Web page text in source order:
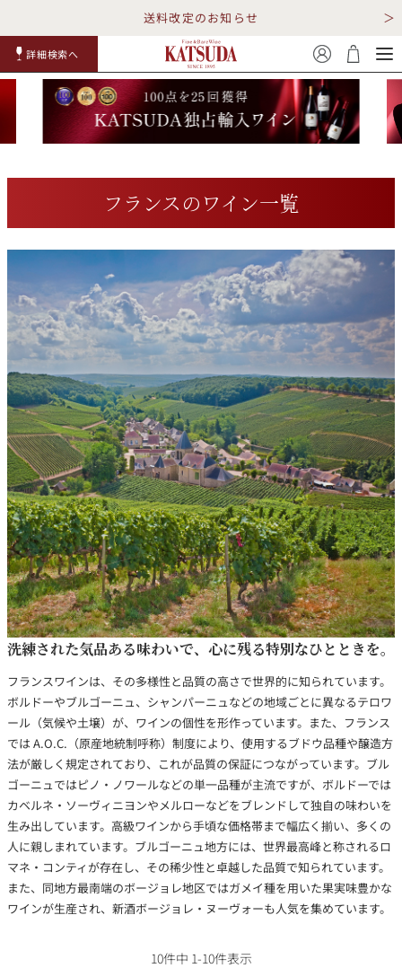
送料改定のお知らせ
詳細検索へ
白ワイ
ン ング ン
RP100
点
TOP 詳細検索する
キャンペーン 勝田商店について
ショッピングガイド ギフトラッピング
銘柄から探す
DRC ルロワ
ラフィット ペトリュス
サロン ルイ・ロデレール
生産地から探す
フランス ブルゴーニュ
ボルドー シャンパーニュ
ローヌ その他
アメリカ カリフォルニア
その他
イタリア ドイツ
チリ その他国
種類で探す
赤ワイン 白ワイン
スパークリング ロゼワイン
ワインセット
価格帯から探す
〜9,999円
10,000円〜39,999円
40,000円〜79,999円
80,000円〜99,999円
100,000円〜199,999円
200,000円〜499,999円
500,000円〜
お得な情報を受け取る
メルマガ LINE
お問い合わせ
フランスのワイン一覧
洗練された気品ある味わいで、心に残る特別なひとときを。
フランスワインは、その多様性と品質の高さで世界的に知られています。
ボルドーやブルゴーニュ、シャンパーニュなどの地域ごとに異なるテロワ
ール（気候や土壌）が、ワインの個性を形作っています。また、フランス
では A.O.C.（原産地統制呼称）制度により、使用するブドウ品種や醸造方
法が厳しく規定されており、これが品質の保証につながっています。ブル
ゴーニュではピノ・ノワールなどの単一品種が主流ですが、ボルドーでは
カベルネ・ソーヴィニヨンやメルローなどをブレンドして独自の味わいを
生み出しています。高級ワインから手頃な価格帯まで幅広く揃い、多くの
人に親しまれています。ブルゴーニュ地方には、世界最高峰と称されるロ
マネ・コンティが存在し、その稀少性と卓越した品質で知られています。
また、同地方最南端のボージョレ地区ではガメイ種を用いた果実味豊かな
ワインが生産され、新酒ボージョレ・ヌーヴォーも人気を集めています。
10件中 1-10件表示